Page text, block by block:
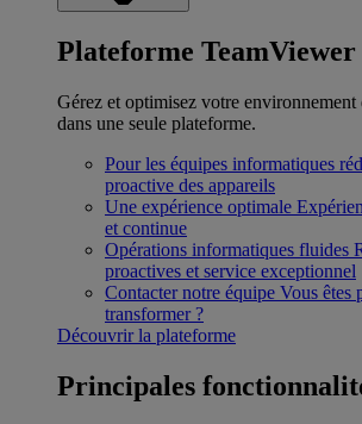
Plateforme
Gérez et optimisez votre
dans une seule plateforme.
Pour les équipes informatiques
proactive des appareils
Une expérience optimale
et continue
Opérations informatiques fluides
proactives et service exceptionnel
Contacter notre équipe Vous êtes
transformer ?
Découvrir la plateforme
Principales